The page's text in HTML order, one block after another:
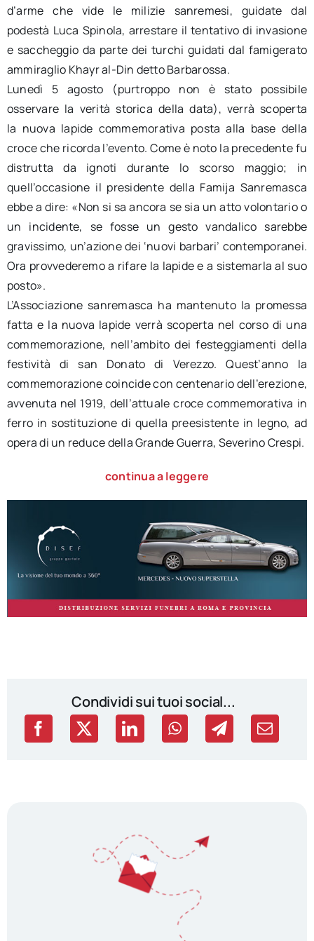
d’arme che vide le milizie sanremesi, guidate dal
podestà Luca Spinola, arrestare il tentativo di invasione
e saccheggio da parte dei turchi guidati dal famigerato
ammiraglio Khayr al-Din detto Barbarossa.
Lunedì 5 agosto (purtroppo non è stato possibile
osservare la verità storica della data), verrà scoperta
la nuova lapide commemorativa posta alla base della
croce che ricorda l’evento. Come è noto la precedente fu
distrutta da ignoti durante lo scorso maggio; in
quell’occasione il presidente della Famija Sanremasca
ebbe a dire: «Non si sa ancora se sia un atto volontario o
un incidente, se fosse un gesto vandalico sarebbe
gravissimo, un’azione dei ‘nuovi barbari’ contemporanei.
Ora provvederemo a rifare la lapide e a sistemarla al suo
posto».
L’Associazione sanremasca ha mantenuto la promessa
fatta e la nuova lapide verrà scoperta nel corso di una
commemorazione, nell’ambito dei festeggiamenti della
festività di san Donato di Verezzo. Quest’anno la
commemorazione coincide con centenario dell’erezione,
avvenuta nel 1919, dell’attuale croce commemorativa in
ferro in sostituzione di quella preesistente in legno, ad
opera di un reduce della Grande Guerra, Severino Crespi.
continua a leggere
Condividi sui tuoi social...